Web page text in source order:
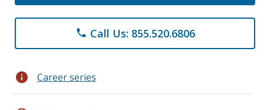
phone Call Us: 855.520.6806
info Career series